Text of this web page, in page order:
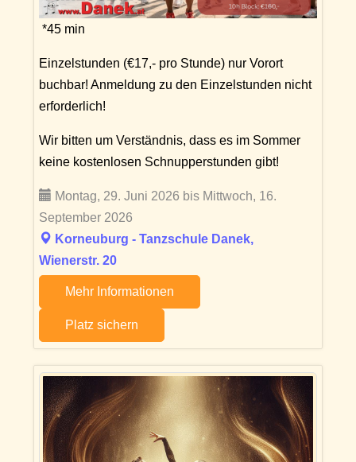
*45 min
Einzelstunden (€17,- pro Stunde) nur Vorort
buchbar! Anmeldung zu den Einzelstunden nicht
erforderlich!
Wir bitten um Verständnis, dass es im Sommer
keine kostenlosen Schnupperstunden gibt!
Montag, 29. Juni 2026 bis Mittwoch, 16.
September 2026
Korneuburg - Tanzschule Danek,
Wienerstr. 20
Mehr Informationen
Platz sichern